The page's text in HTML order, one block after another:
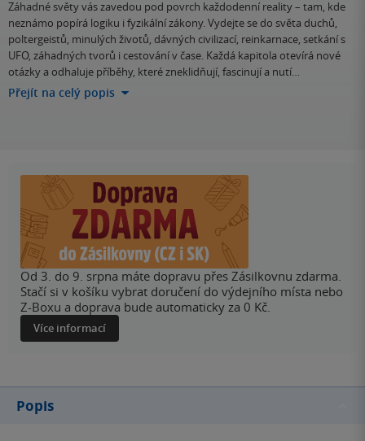
Záhadné světy vás zavedou pod povrch každodenní reality – tam, kde
neznámo popírá logiku i fyzikální zákony. Vydejte se do světa duchů,
poltergeistů, minulých životů, dávných civilizací, reinkarnace, setkání s
UFO, záhadných tvorů i cestování v čase. Každá kapitola otevírá nové
otázky a odhaluje příběhy, které zneklidňují, fascinují a nutí…
Přejít na celý popis
Od 3. do 9. srpna máte dopravu přes Zásilkovnu zdarma.
Stačí si v košíku vybrat doručení do výdejního místa nebo
Z-Boxu a doprava bude automaticky za 0 Kč.
Více informací
Popis